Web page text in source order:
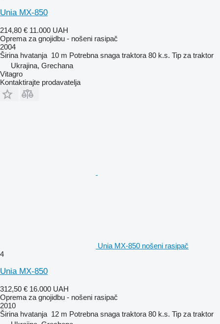
Unia MX-850
214,80 € 11.000 UAH
Oprema za gnojidbu - nošeni rasipač
2004
Širina hvatanja 10 m Potrebna snaga traktora 80 k.s. Tip za traktor
Ukrajina, Grechana
Vitagro
Kontaktirajte prodavatelja
Unia MX-850 nošeni rasipač
4
Unia MX-850
312,50 € 16.000 UAH
Oprema za gnojidbu - nošeni rasipač
2010
Širina hvatanja 12 m Potrebna snaga traktora 80 k.s. Tip za traktor